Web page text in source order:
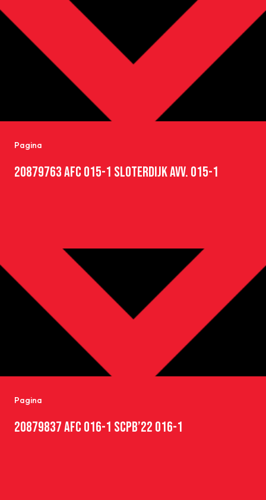
Pagina
20879763 AFC O15-1 SLOTERDIJK AVV. O15-1
Pagina
20879837 AFC O16-1 SCPB’22 O16-1